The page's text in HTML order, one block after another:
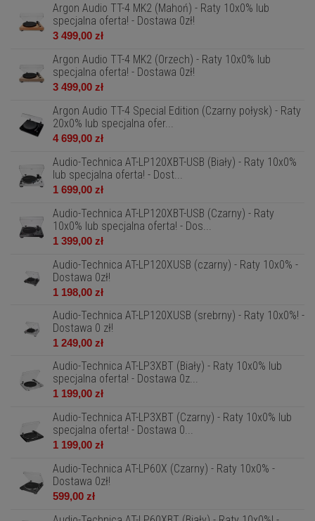
Argon Audio TT-4 MK2 (Mahoń) - Raty 10x0% lub
specjalna oferta! - Dostawa 0zł!
3 499,00 zł
Argon Audio TT-4 MK2 (Orzech) - Raty 10x0% lub
specjalna oferta! - Dostawa 0zł!
3 499,00 zł
Argon Audio TT-4 Special Edition (Czarny połysk) - Raty
20x0% lub specjalna ofer...
4 699,00 zł
Audio-Technica AT-LP120XBT-USB (Biały) - Raty 10x0%
lub specjalna oferta! - Dost...
1 699,00 zł
Audio-Technica AT-LP120XBT-USB (Czarny) - Raty
10x0% lub specjalna oferta! - Dos...
1 399,00 zł
Audio-Technica AT-LP120XUSB (czarny) - Raty 10x0% -
Dostawa 0zł!
1 198,00 zł
Audio-Technica AT-LP120XUSB (srebrny) - Raty 10x0%! -
Dostawa 0 zł!
1 249,00 zł
Audio-Technica AT-LP3XBT (Biały) - Raty 10x0% lub
specjalna oferta! - Dostawa 0z...
1 199,00 zł
Audio-Technica AT-LP3XBT (Czarny) - Raty 10x0% lub
specjalna oferta! - Dostawa 0...
1 199,00 zł
Audio-Technica AT-LP60X (Czarny) - Raty 10x0% -
Dostawa 0zł!
599,00 zł